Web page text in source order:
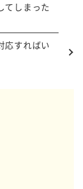
しまった
すればい